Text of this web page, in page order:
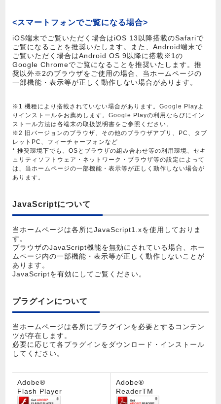
<スマートフォンでご覧になる場合>
iOS端末でご覧いただく場合はiOS 13以降搭載のSafariで
ご覧になることを推奨いたします。また、Android端末で
ご覧いただく場合はAndroid OS 9以降に搭載※1の
Google Chromeでご覧になることを推奨いたします。推
奨以外※2のブラウザをご使用の場合、当ホームページの
一部機能・表示等が正しく動作しない場合があります。
※1 機種により搭載されていない場合があります。Google Playよ
りインストールをお薦めします。Google Playの利用ならびにイン
ストール方法は各端末の取扱説明書をご参照ください。
※2 旧バージョンのブラウザ、その他のブラウザアプリ、PC、タブ
レットPC、フィーチャーフォンなど
* 推奨環境下でも、OSとブラウザの組み合わせ等の利用環境、セキ
ュリティソフトウェア・ネットワーク・ブラウザ等の設定によって
は、当ホームページの一部機能・表示等が正しく動作しない場合が
あります。
JavaScriptについて
当ホームページは各所にJavaScript1.xを使用しておりま
す。
ブラウザのJavaScript機能を無効にされている場合、ホー
ムページ内の一部機能・表示等が正しく動作しないことが
あります。
JavaScriptを有効にしてご覧ください。
プラグインについて
当ホームページは各所にプラグインを必要とするコンテン
ツが存在します。
必要に応じて各プラグインをダウンロード・インストール
してください。
Adobe®
Flash Player
Adobe®
ReaderTM